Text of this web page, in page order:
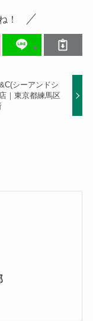
！
シーアンドシ
｜東京都練馬区